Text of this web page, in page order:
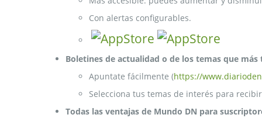
Con alertas configurables.
Boletines de actualidad o de los temas que más
Apuntate fácilmente (https://
Selecciona tus temas de interés para
Todas las ventajas de Mundo DN para